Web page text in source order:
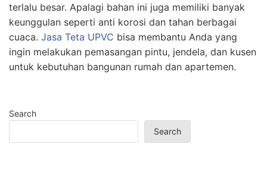
terlalu besar. Apalagi bahan ini juga memiliki banyak
keunggulan seperti anti korosi dan tahan berbagai
cuaca. Jasa Teta UPVC bisa membantu Anda yang
ingin melakukan pemasangan pintu, jendela, dan kusen
untuk kebutuhan bangunan rumah dan apartemen.
Search
Search